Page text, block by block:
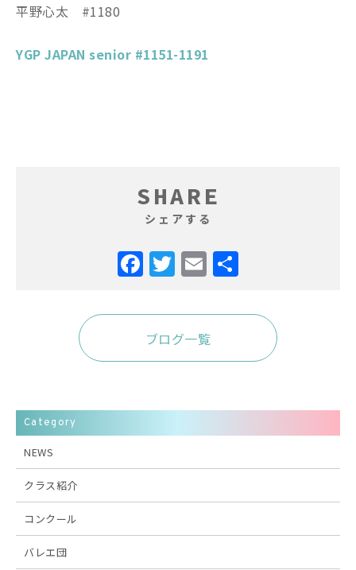
平野心太 #1180
YGP JAPAN senior #1151-1191
SHARE
シェアする
ブログ一覧
Category
NEWS
クラス紹介
コンクール
バレエ団